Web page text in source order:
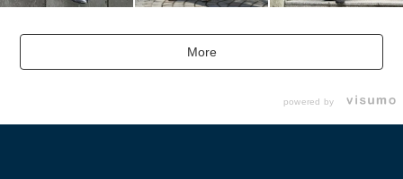
More
powered by